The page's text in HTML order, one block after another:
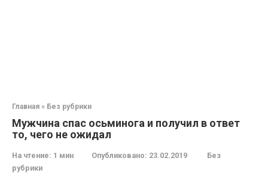
Главная » Без рубрики
Мужчина спас осьминога и получил в ответ
то, чего не ожидал
На чтение: 1 мин Опубликовано: 23.02.2019
Без
рубрики